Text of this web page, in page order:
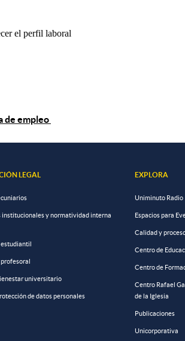
el perfil laboral
de empleo
LEGAL
institucionales y normatividad interna
estudiantil
universitario
de datos personales
EXPLORA
Uniminuto Radio
Espacios para
Calidad y
Centro de
Centro de
Centro Rafael
de la Iglesia
Publicaciones
Unicorporativa